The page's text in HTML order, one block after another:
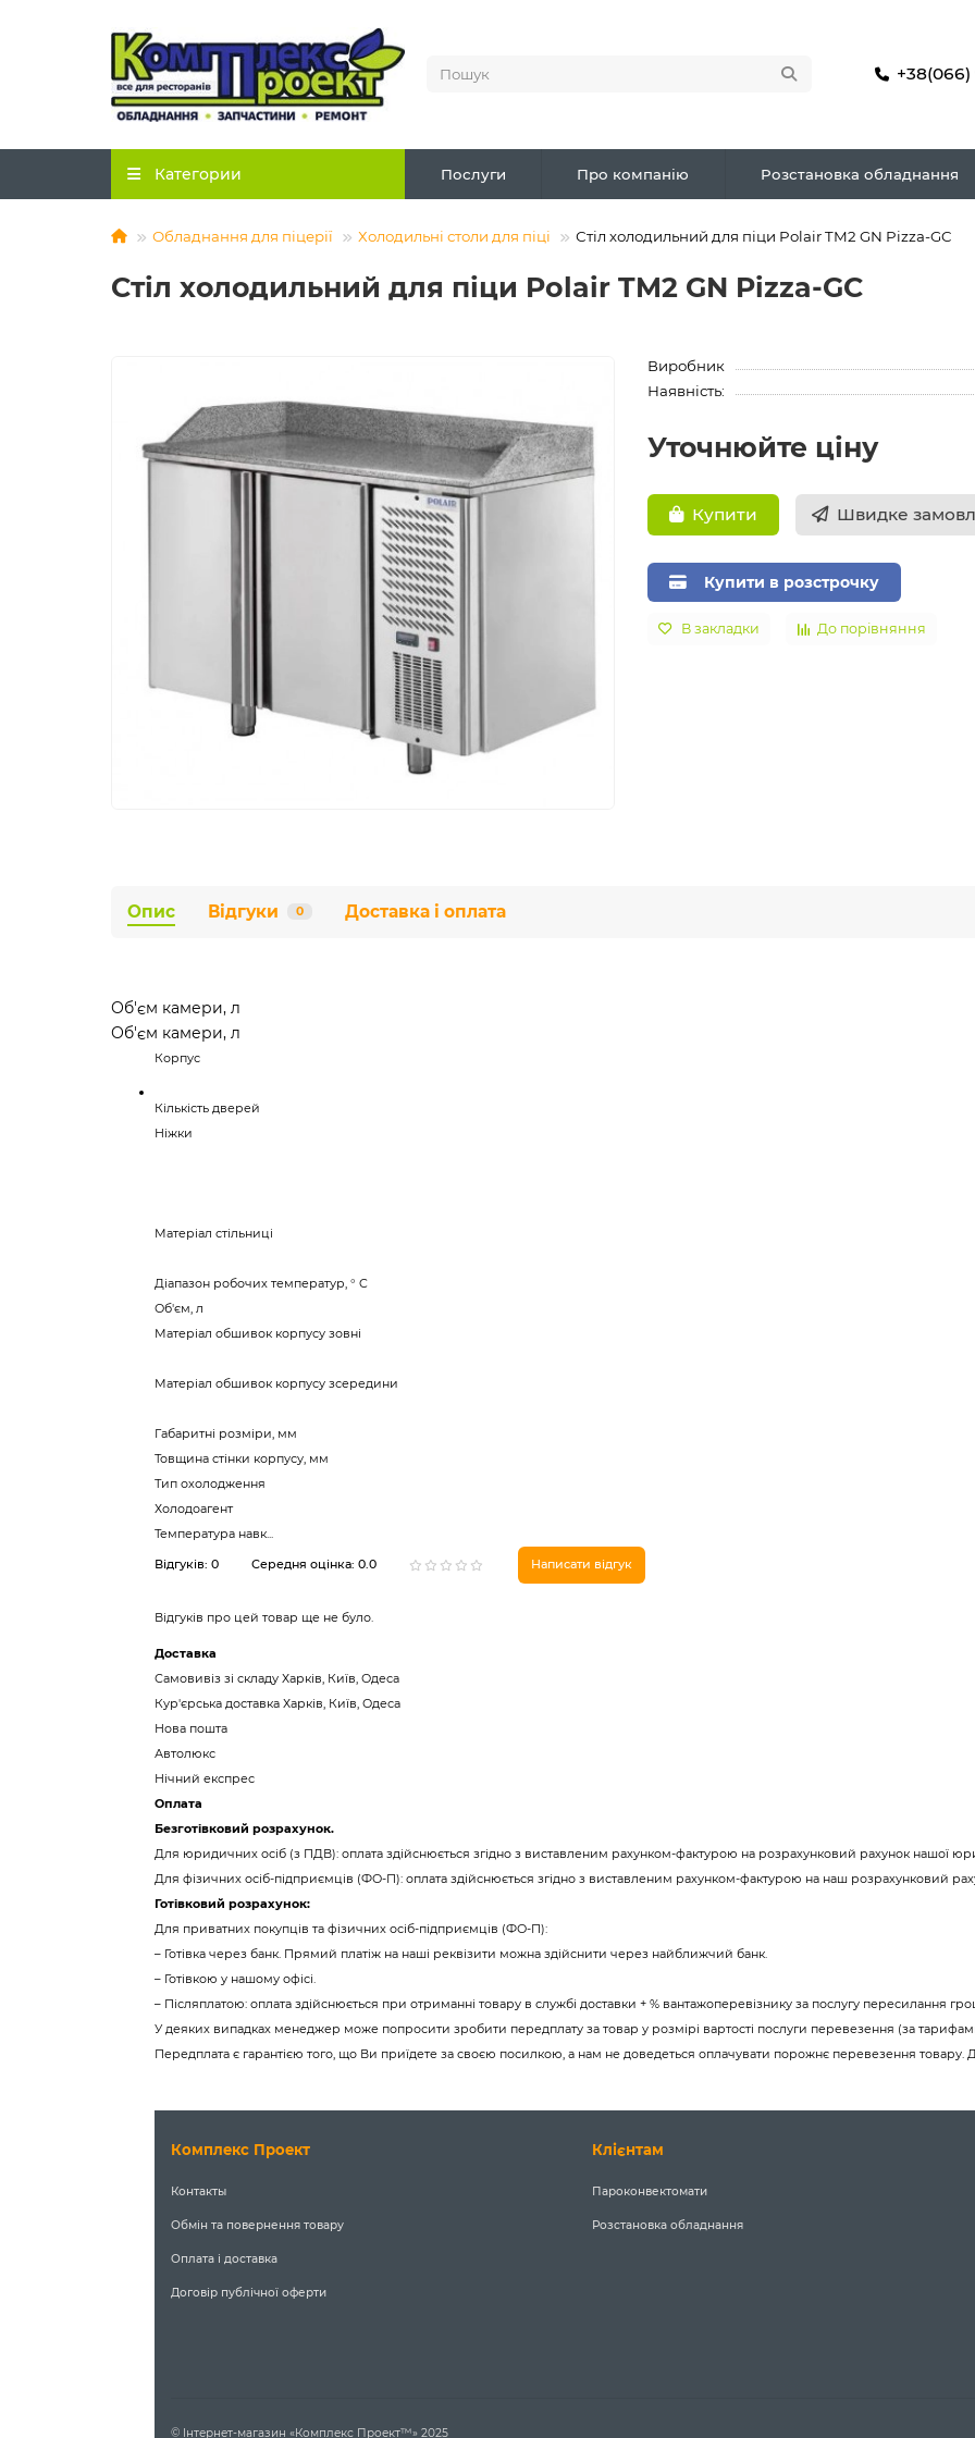
+38(066)
Категории Послуги Про компанію Розстановка обладнання
Обладнання для піцерії Холодильні столи для піці Стіл холодильний для піци Polair TM2 GN Pizza-GC
Стіл холодильний для піци Polair TM2 GN Pizza-GC
Виробник
Наявність:
Уточнюйте ціну
Купити Швидке
Купити в розстрочку
В закладки До порівняння
Опис Відгуки 0 Доставка і оплата
Об'єм камери, л
Об'єм камери, л
Корпус
Кількість дверей
Ніжки
Матеріал стільниці
Діапазон робочих температур, ° C
Об'єм, л
Матеріал обшивок корпусу зовні
Матеріал обшивок корпусу зсередини
Габаритні розміри, мм
Товщина стінки корпусу, мм
Тип охолодження
Холодоагент
Температура навк...
Відгуків: 0 Середня оцінка: 0.0 Написати відгук
Відгуків про цей товар ще не було.
Доставка
Самовивіз зі складу Харків, Київ, Одеса
Кур'єрська доставка Харків, Київ, Одеса
Нова пошта
Автолюкс
Нічний експрес
Оплата
Безготівковий розрахунок.
Для юридичних осіб (з ПДВ): оплата здійснюється згідно з виставленим рахунком-фактурою на розрахунковий рахунок нашої
Для фізичних осіб-підприємців (ФО-П): оплата здійснюється згідно з виставленим рахунком-фактурою на наш розрахунковий
Готівковий розрахунок:
Для приватних покупців та фізичних осіб-підприємців (ФО-П):
– Готівка через банк. Прямий платіж на наші реквізити можна здійснити через найближчий банк.
– Готівкою у нашому офісі.
– Післяплатою: оплата здійснюється при отриманні товару в службі доставки + % вантажоперевізнику за послугу пересилання
У деяких випадках менеджер може попросити зробити передплату за товар у розмірі вартості послуги перевезення (за
Передплата є гарантією того, що Ви приїдете за своєю посилкою, а нам не доведеться оплачувати порожнє перевезення товару.
Комплекс Проект
Контакты
Обмін та повернення товару
Оплата і доставка
Договір публічної оферти
Клієнтам
Пароконвектомати
Розстановка обладнання
© Інтернет-магазин «Комплекс Проект™» 2025